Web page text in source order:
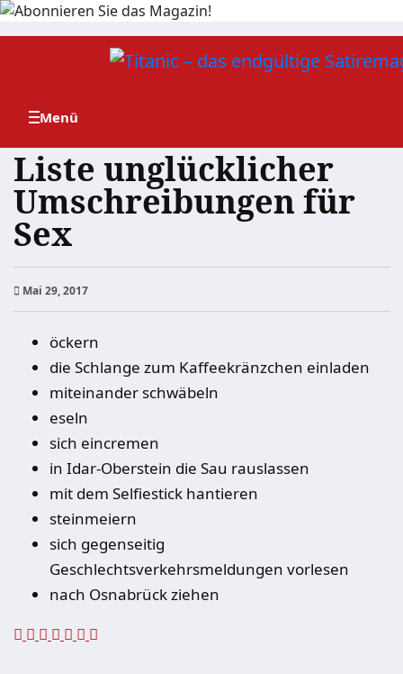
Zum
Liste unglücklicher
Umschreibungen für
Sex
Mai 29, 2017
öckern
die Schlange zum Kaffeekränzchen einladen
miteinander schwäbeln
eseln
sich eincremen
in Idar-Oberstein die Sau rauslassen
mit dem Selfiestick hantieren
steinmeiern
sich gegenseitig
Geschlechtsverkehrsmeldungen vorlesen
nach Osnabrück ziehen